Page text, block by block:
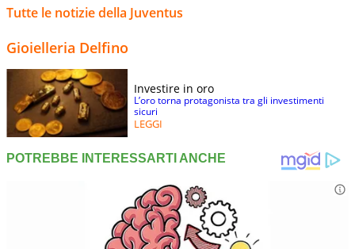
Tutte le notizie della Juventus
Gioielleria Delfino
Investire in oro
L’oro torna protagonista tra gli investimenti
sicuri
LEGGI